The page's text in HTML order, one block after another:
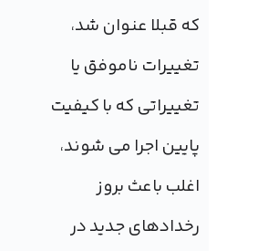
که قبلا عنوان شد،
تغییرات ناموفق یا
تغییراتی که با کیفیت
پایین اجرا می شوند،
اغلب باعث بروز
رخدادهای جدید در